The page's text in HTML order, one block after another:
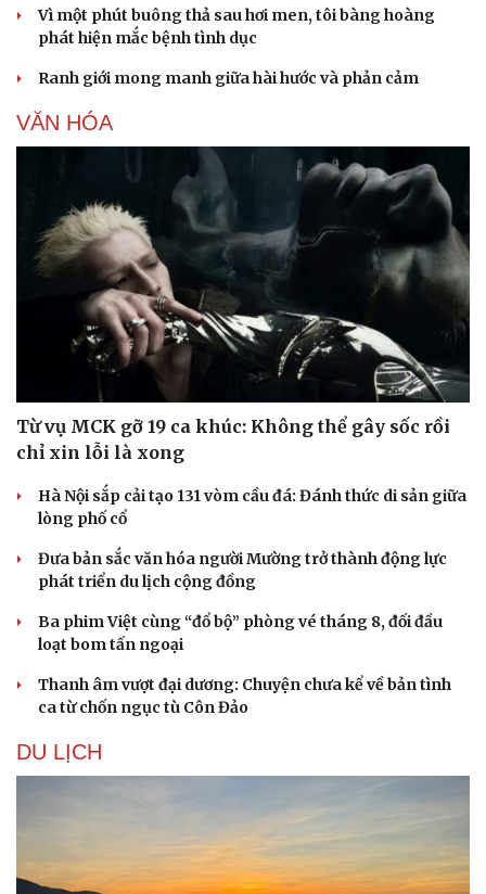
Vì một phút buông thả sau hơi men, tôi bàng hoàng
phát hiện mắc bệnh tình dục
Ranh giới mong manh giữa hài hước và phản cảm
VĂN HÓA
Từ vụ MCK gỡ 19 ca khúc: Không thể gây sốc rồi
chỉ xin lỗi là xong
Hà Nội sắp cải tạo 131 vòm cầu đá: Đánh thức di sản giữa
lòng phố cổ
Đưa bản sắc văn hóa người Mường trở thành động lực
phát triển du lịch cộng đồng
Ba phim Việt cùng “đổ bộ” phòng vé tháng 8, đối đầu
loạt bom tấn ngoại
Thanh âm vượt đại dương: Chuyện chưa kể về bản tình
ca từ chốn ngục tù Côn Đảo
DU LỊCH